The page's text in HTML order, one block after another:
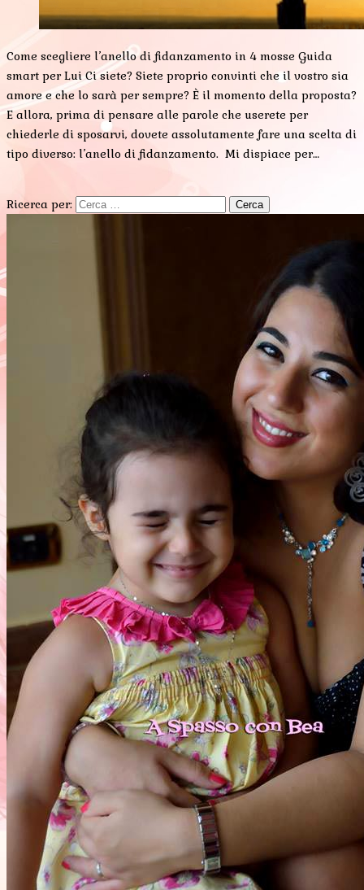
Come scegliere l’anello di fidanzamento in 4 mosse Guida
smart per Lui Ci siete? Siete proprio convinti che il vostro sia
amore e che lo sarà per sempre? È il momento della proposta?
E allora, prima di pensare alle parole che userete per
chiederle di sposarvi, dovete assolutamente fare una scelta di
tipo diverso: l’anello di fidanzamento. Mi dispiace per…
Ricerca per: